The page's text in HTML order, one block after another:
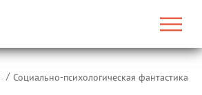
Социально-психологическая фантастика